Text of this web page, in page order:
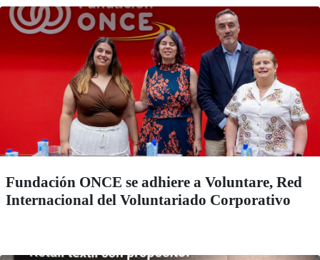
Fundación ONCE se adhiere a Voluntare, Red
Internacional del Voluntariado Corporativo